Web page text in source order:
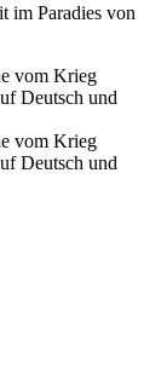
im Paradies von